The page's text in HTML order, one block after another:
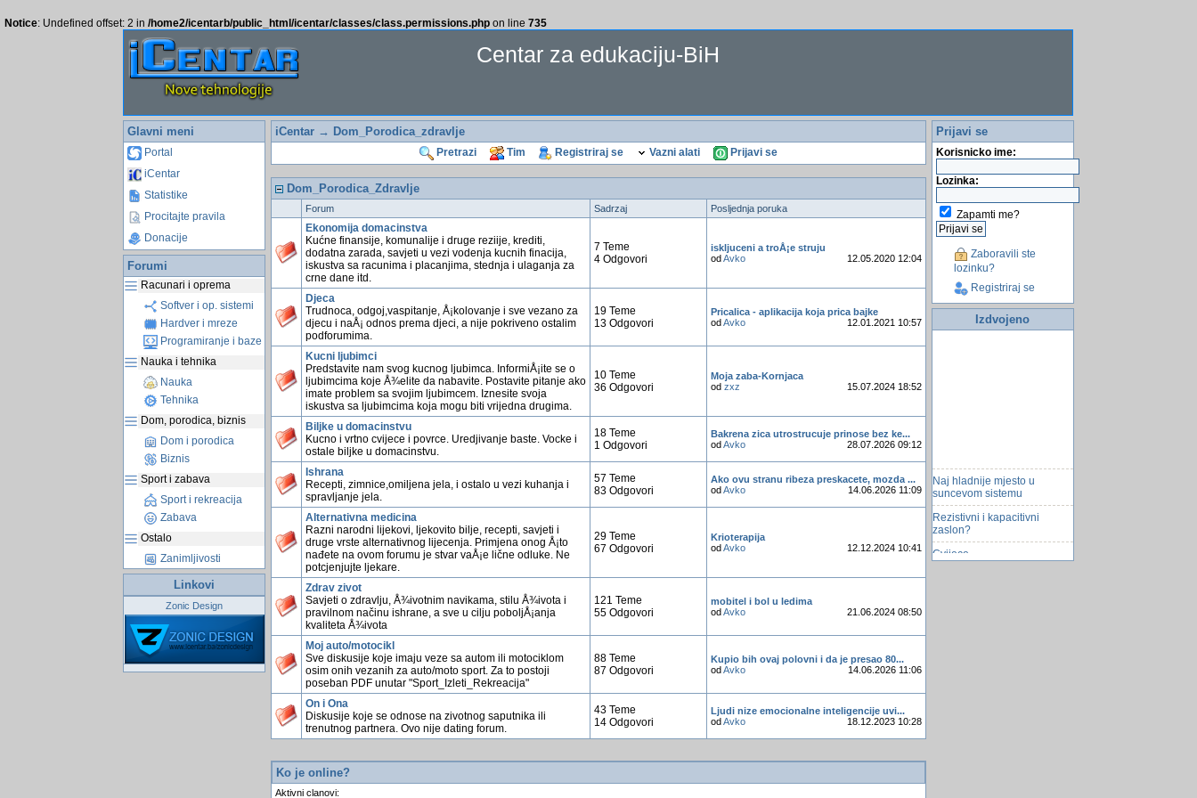
Notice: Undefined offset: 2 in /home2/icentarb/public_html/icentar/classes/class.permissions.php on line 735
Centar za edukaciju-BiH
Glavni meni
Portal
iCentar
Statistike
Procitajte pravila
Donacije
Forumi
Racunari i oprema
Softver i op. sistemi
Hardver i mreze
Programiranje i baze
Nauka i tehnika
Nauka
Tehnika
Dom, porodica, biznis
Dom i porodica
Biznis
Sport i zabava
Sport i rekreacija
Zabava
Ostalo
Zanimljivosti
Linkovi
Zonic Design
iCentar→ Dom_Porodica_zdravlje
Pretrazi Tim Registriraj se Vazni alati Prijavi se
Dom_Porodica_Zdravlje
Forum Sadrzaj Posljednja poruka
Ekonomija domacinstva
Kućne finansije, komunalije i druge reziije, krediti,
dodatna zarada, savjeti u vezi vodenja kucnih finacija,
iskustva sa racunima i placanjima, stednja i ulaganja za
crne dane itd.
7 Teme
4 Odgovori
iskljuceni a troÅ¡e struju
odAvko 12.05.2020 12:04
Djeca
Trudnoca, odgoj,vaspitanje, Å¡kolovanje i sve vezano za
djecu i naÅ¡ odnos prema djeci, a nije pokriveno ostalim
podforumima.
19 Teme
13 Odgovori
Pricalica - aplikacija koja prica bajke
odAvko 12.01.2021 10:57
Kucni ljubimci
Predstavite nam svog kucnog ljubimca. InformiÅ¡ite se o
ljubimcima koje Å¾elite da nabavite. Postavite pitanje ako
imate problem sa svojim ljubimcem. Iznesite svoja
iskustva sa ljubimcima koja mogu biti vrijedna drugima.
10 Teme
36 Odgovori
Moja zaba-Kornjaca
od zxz 15.07.2024 18:52
Biljke u domacinstvu
Kucno i vrtno cvijece i povrce. Uredjivanje baste. Vocke i
ostale biljke u domacinstvu.
18 Teme
1 Odgovori
Bakrena zica utrostrucuje prinose bez ke...
odAvko 28.07.2026 09:12
Ishrana
Recepti, zimnice,omiljena jela, i ostalo u vezi kuhanja i
spravljanje jela.
57 Teme
83 Odgovori
Ako ovu stranu ribeza preskacete, mozda ...
odAvko 14.06.2026 11:09
Alternativna medicina
Razni narodni lijekovi, ljekovito bilje, recepti, savjeti i
druge vrste alternativnog lijecenja. Primjena onog Å¡to
nađete na ovom forumu je stvar vaÅ¡e lične odluke. Ne
potcjenjujte ljekare.
29 Teme
67 Odgovori
Krioterapija
odAvko 12.12.2024 10:41
Zdrav zivot
Savjeti o zdravlju, Å¾ivotnim navikama, stilu Å¾ivota i
pravilnom načinu ishrane, a sve u cilju poboljÅ¡anja
kvaliteta Å¾ivota
121 Teme
55 Odgovori
mobitel i bol u ledima
odAvko 21.06.2024 08:50
Moj auto/motocikl
Sve diskusije koje imaju veze sa autom ili motociklom
osim onih vezanih za auto/moto sport. Za to postoji
poseban PDF unutar "Sport_Izleti_Rekreacija"
88 Teme
87 Odgovori
Kupio bih ovaj polovni i da je presao 80...
odAvko 14.06.2026 11:06
On i Ona
Diskusije koje se odnose na zivotnog saputnika ili
trenutnog partnera. Ovo nije dating forum.
43 Teme
14 Odgovori
Ljudi nize emocionalne inteligencije uvi...
odAvko 18.12.2023 10:28
Ko je online?
Aktivni clanovi:
Prijavi se
Korisnicko ime:
Lozinka:
Zapamti me?
Zaboravili ste
lozinku?
Registriraj se
Izdvojeno
Naj hladnije mjesto u
suncevom sistemu
Rezistivni i kapacitivni
zaslon?
Cvijece